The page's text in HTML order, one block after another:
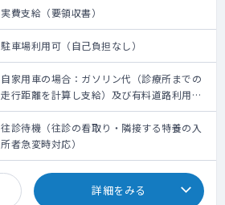
実費支給（要領収書）
駐車場利用可（自己負担なし）
自家用車の場合：ガソリン代（診療所までの
走行距離を計算し支給）及び有料道路利用料
金を支給（要領収書）
往診待機（往診の看取り・隣接する特養の入
所者急変時対応）
詳細をみる